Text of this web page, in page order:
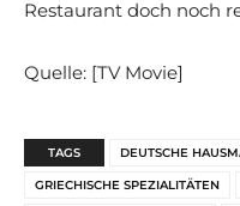
Restaurant doch noch
Quelle: [TV Movie]
TAGS DEUTSCHE
GRIECHISCHE SPEZIALITÄTEN